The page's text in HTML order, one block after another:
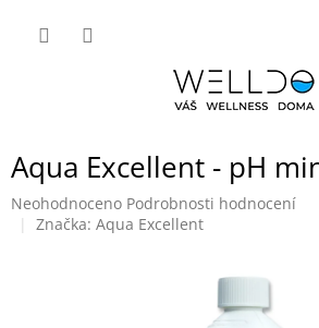
Aqua Excellent - pH
Průměrné
hodnocení
Neohodnoceno Podrobnosti hodnocení
Značka: Aqua Excellent